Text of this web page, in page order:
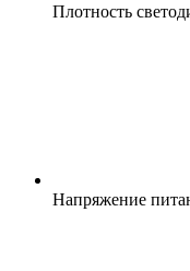
Плотность
Напряжение